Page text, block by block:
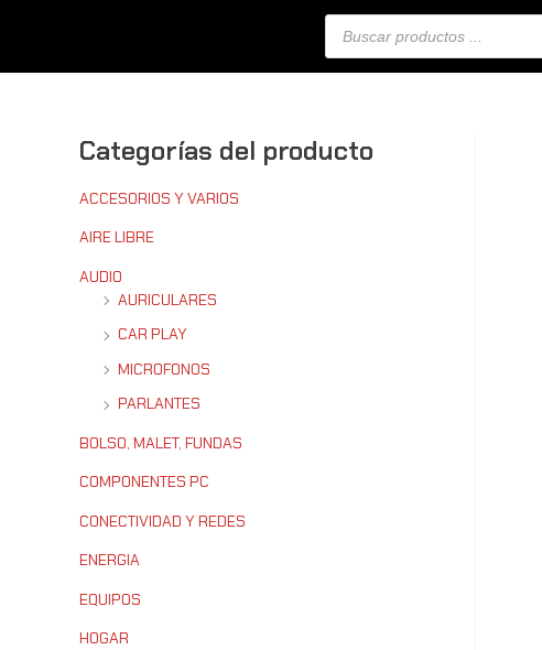
Búsqueda
productos
Categorías del producto
ACCESORIOS Y VARIOS
AIRE LIBRE
AUDIO
AURICULARES
CAR PLAY
MICROFONOS
PARLANTES
BOLSO, MALET, FUNDAS
COMPONENTES PC
CONECTIVIDAD Y REDES
ENERGIA
EQUIPOS
HOGAR